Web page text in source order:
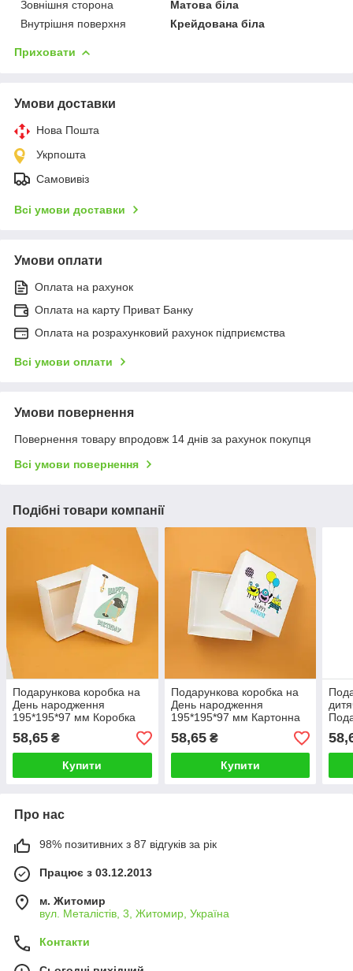
Зовнішня сторона
Матова біла
Внутрішня поверхня
Крейдована біла
Приховати
Умови доставки
Нова Пошта
Укрпошта
Самовивіз
Всі умови доставки
Умови оплати
Оплата на рахунок
Оплата на карту Приват Банку
Оплата на розрахунковий рахунок підприємства
Всі умови оплати
Умови повернення
Повернення товару впродовж 14 днів за рахунок покупця
Всі умови повернення
Подібні товари компанії
Подарункова коробка на
День народження
195*195*97 мм Коробка
Happy Birthday
58,65 ₴
Купити
Подарункова коробка на
День народження
195*195*97 мм Картонна
Коробка для дитячих
подарунків
58,65₴
Купити
для
Про нас
98% позитивних з 87 відгуків за рік
Працює з 03.12.2013
м. Житомир
вул. Металістів, 3, Житомир, Україна
Контакти